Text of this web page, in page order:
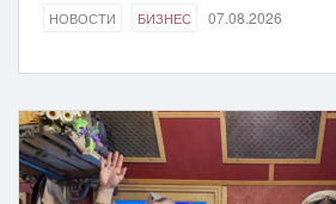
НОВОСТИ БИЗНЕС 07.08.2026